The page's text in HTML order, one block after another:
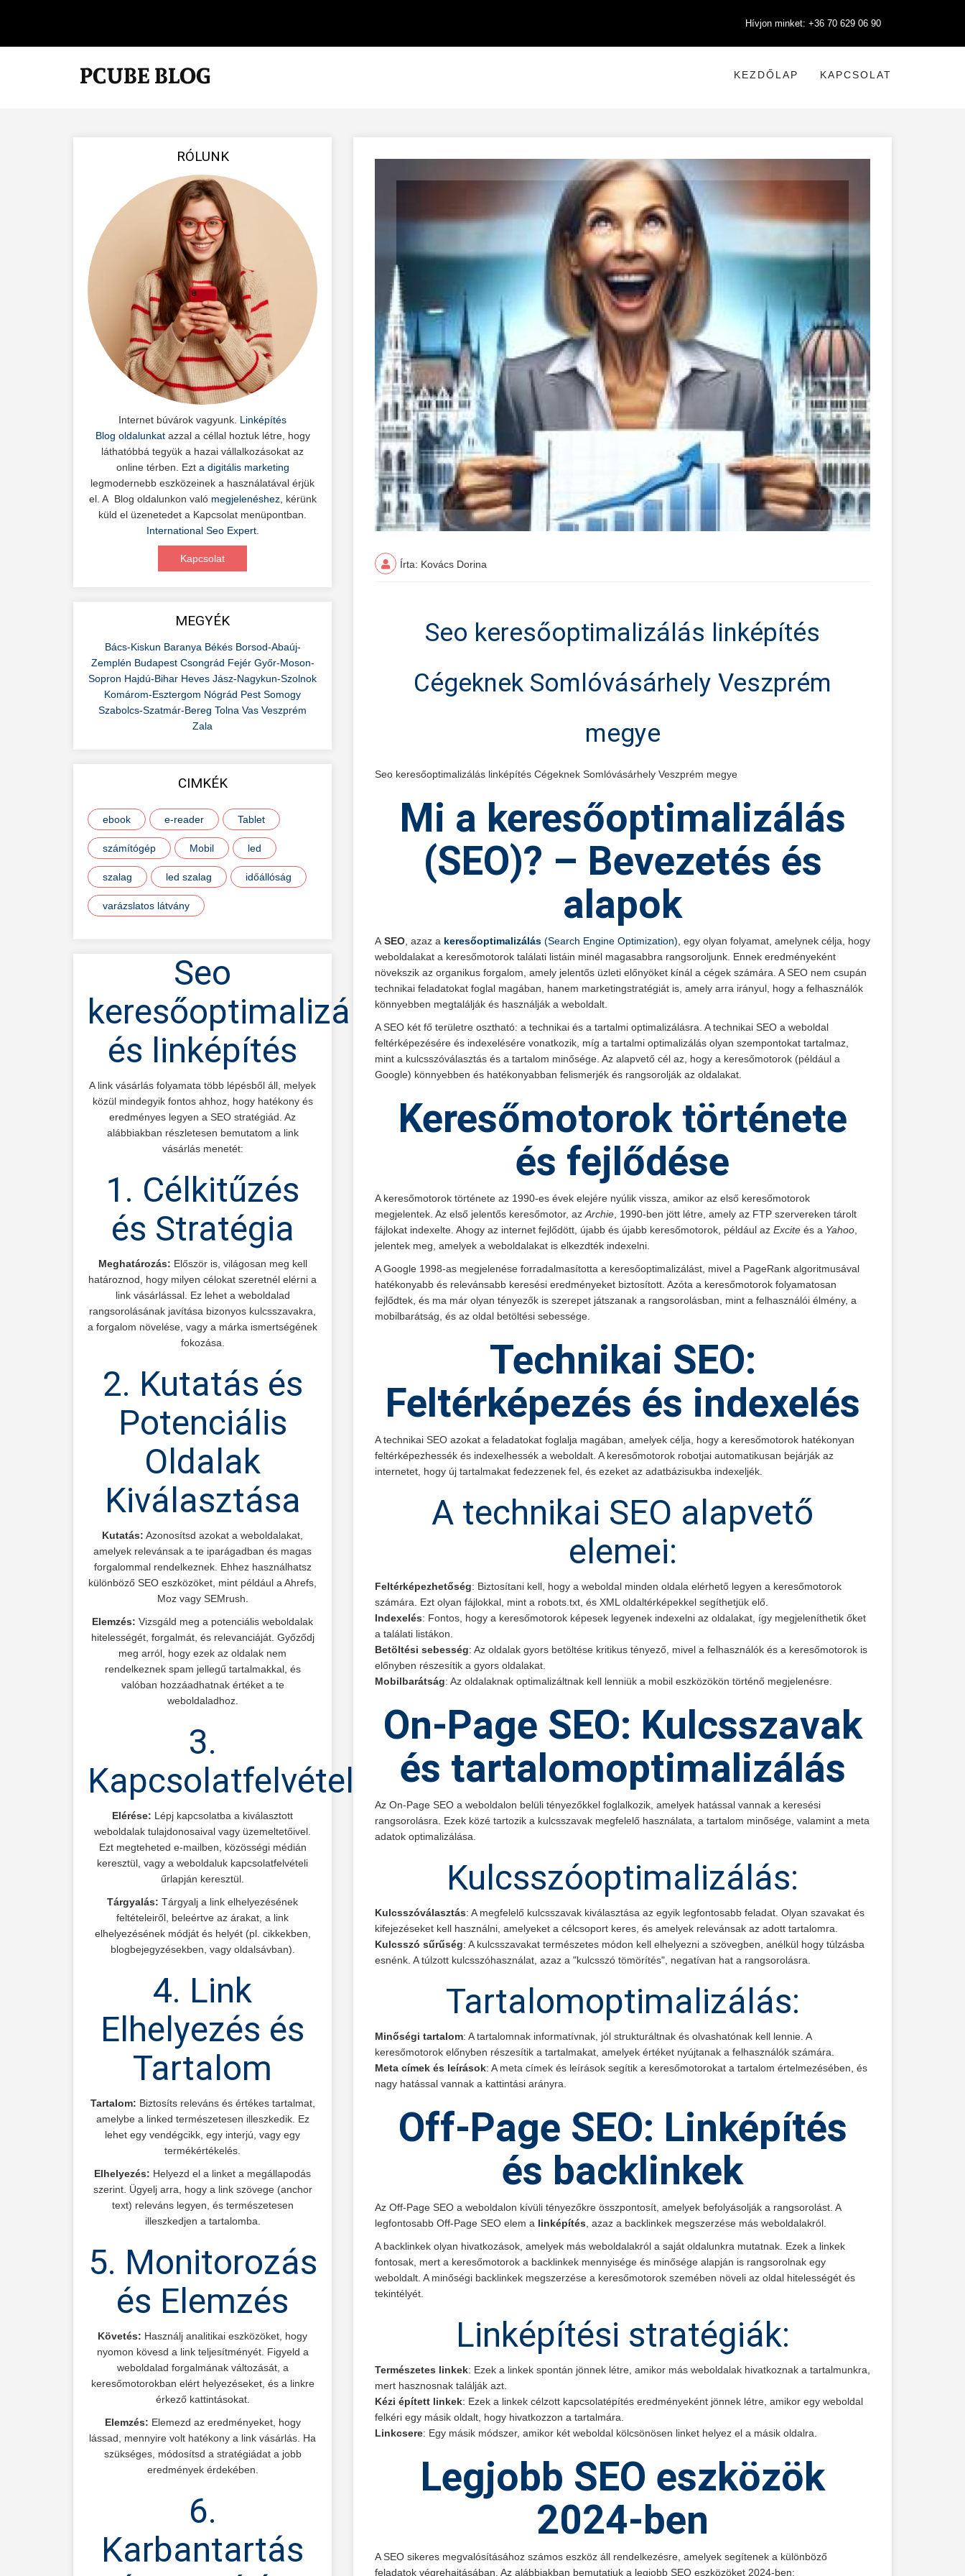
Hívjon minket: +36 70 629 06 90
KEZDŐLAP KAPCSOLAT
RÓLUNK
Internet búvárok vagyunk. Linképítés
Blog oldalunkatazzal a céllal hoztuk létre, hogy
láthatóbbá tegyük a hazai vállalkozásokat az
online térben. Ezt a digitális marketing
legmodernebb eszközeinek a használatával érjük
el. A Blog oldalunkon való megjelenéshez, kérünk
küld el üzenetedet a Kapcsolat menüpontban.
International Seo Expert.
Kapcsolat
MEGYÉK
Bács-Kiskun Baranya Békés Borsod-Abaúj-
Zemplén Budapest Csongrád Fejér Győr-Moson-
Sopron Hajdú-Bihar Heves Jász-Nagykun-Szolnok
Komárom-Esztergom Nógrád Pest Somogy
Szabolcs-Szatmár-Bereg Tolna Vas Veszprém
Zala
CIMKÉK
ebook e-reader Tablet
számítógép Mobil led
szalag led szalag időállóság
varázslatos látvány
Seo
keresőoptimalizálás
és linképítés
A link vásárlás folyamata több lépésből áll, melyek
közül mindegyik fontos ahhoz, hogy hatékony és
eredményes legyen a SEO stratégiád. Az
alábbiakban részletesen bemutatom a link
vásárlás menetét:
1. Célkitűzés
és Stratégia
Meghatározás: Először is, világosan meg kell
határoznod, hogy milyen célokat szeretnél elérni a
link vásárlással. Ez lehet a weboldalad
rangsorolásának javítása bizonyos kulcsszavakra,
a forgalom növelése, vagy a márka ismertségének
fokozása.
2. Kutatás és
Potenciális
Oldalak
Kiválasztása
Kutatás: Azonosítsd azokat a weboldalakat,
amelyek relevánsak a te iparágadban és magas
forgalommal rendelkeznek. Ehhez használhatsz
különböző SEO eszközöket, mint például a Ahrefs,
Moz vagy SEMrush.
Elemzés: Vizsgáld meg a potenciális weboldalak
hitelességét, forgalmát, és relevanciáját. Győződj
meg arról, hogy ezek az oldalak nem
rendelkeznek spam jellegű tartalmakkal, és
valóban hozzáadhatnak értéket a te
weboldaladhoz.
3.
Kapcsolatfelvétel
Elérése: Lépj kapcsolatba a kiválasztott
weboldalak tulajdonosaival vagy üzemeltetőivel.
Ezt megteheted e-mailben, közösségi médián
keresztül, vagy a weboldaluk kapcsolatfelvételi
űrlapján keresztül.
Tárgyalás: Tárgyalj a link elhelyezésének
feltételeiről, beleértve az árakat, a link
elhelyezésének módját és helyét (pl. cikkekben,
blogbejegyzésekben, vagy oldalsávban).
4. Link
Elhelyezés és
Tartalom
Tartalom: Biztosíts releváns és értékes tartalmat,
amelybe a linked természetesen illeszkedik. Ez
lehet egy vendégcikk, egy interjú, vagy egy
termékértékelés.
Elhelyezés: Helyezd el a linket a megállapodás
szerint. Ügyelj arra, hogy a link szövege (anchor
text) releváns legyen, és természetesen
illeszkedjen a tartalomba.
5. Monitorozás
és Elemzés
Követés: Használj analitikai eszközöket, hogy
nyomon kövesd a link teljesítményét. Figyeld a
weboldalad forgalmának változását, a
keresőmotorokban elért helyezéseket, és a linkre
érkező kattintásokat.
Elemzés: Elemezd az eredményeket, hogy
lássad, mennyire volt hatékony a link vásárlás. Ha
szükséges, módosítsd a stratégiádat a jobb
eredmények érdekében.
6.
Karbantartás
Írta: Kovács Dorina
Seo keresőoptimalizálás linképítés
Cégeknek Somlóvásárhely Veszprém
megye
Seo keresőoptimalizálás linképítés Cégeknek Somlóvásárhely Veszprém megye
Mi a keresőoptimalizálás
(SEO)? – Bevezetés és
alapok
A SEO , azaz a keresőoptimalizálás (Search Engine Optimization) , egy olyan folyamat, amelynek célja, hogy
weboldalakat a keresőmotorok találati listáin minél magasabbra rangsoroljunk. Ennek eredményeként
növekszik az organikus forgalom, amely jelentős üzleti előnyöket kínál a cégek számára. A SEO nem csupán
technikai feladatokat foglal magában, hanem marketingstratégiát is, amely arra irányul, hogy a felhasználók
könnyebben megtalálják és használják a weboldalt.
A SEO két fő területre osztható: a technikai és a tartalmi optimalizálásra. A technikai SEO a weboldal
feltérképezésére és indexelésére vonatkozik, míg a tartalmi optimalizálás olyan szempontokat tartalmaz,
mint a kulcsszóválasztás és a tartalom minősége. Az alapvető cél az, hogy a keresőmotorok (például a
Google) könnyebben és hatékonyabban felismerjék és rangsorolják az oldalakat.
Keresőmotorok története
és fejlődése
A keresőmotorok története az 1990-es évek elejére nyúlik vissza, amikor az első keresőmotorok
megjelentek. Az első jelentős keresőmotor, az Archie , 1990-ben jött létre, amely az FTP szervereken tárolt
fájlokat indexelte. Ahogy az internet fejlődött, újabb és újabb keresőmotorok, például az Excite és a Yahoo
jelentek meg, amelyek a weboldalakat is elkezdték indexelni.
A Google 1998-as megjelenése forradalmasította a keresőoptimalizálást, mivel a PageRank algoritmusával
hatékonyabb és relevánsabb keresési eredményeket biztosított. Azóta a keresőmotorok folyamatosan
fejlődtek, és ma már olyan tényezők is szerepet játszanak a rangsorolásban, mint a felhasználói élmény, a
mobilbarátság, és az oldal betöltési sebessége.
Technikai SEO:
Feltérképezés és indexelés
A technikai SEO azokat a feladatokat foglalja magában, amelyek célja, hogy a keresőmotorok hatékonyan
feltérképezhessék és indexelhessék a weboldalt. A keresőmotorok robotjai automatikusan bejárják az
internetet, hogy új tartalmakat fedezzenek fel, és ezeket az adatbázisukba indexeljék.
A technikai SEO alapvető
elemei:
Feltérképezhetőség: Biztosítani kell, hogy a weboldal minden oldala elérhető legyen a keresőmotorok
számára. Ezt olyan fájlokkal, mint a robots.txt, és XML oldaltérképekkel segíthetjük elő.
Indexelés: Fontos, hogy a keresőmotorok képesek legyenek indexelni az oldalakat, így megjeleníthetik őket
a találati listákon.
Betöltési sebesség: Az oldalak gyors betöltése kritikus tényező, mivel a felhasználók és a keresőmotorok is
előnyben részesítik a gyors oldalakat.
Mobilbarátság: Az oldalaknak optimalizáltnak kell lenniük a mobil eszközökön történő megjelenésre.
On-Page SEO: Kulcsszavak
és tartalomoptimalizálás
Az On-Page SEO a weboldalon belüli tényezőkkel foglalkozik, amelyek hatással vannak a keresési
rangsorolásra. Ezek közé tartozik a kulcsszavak megfelelő használata, a tartalom minősége, valamint a meta
adatok optimalizálása.
Kulcsszóoptimalizálás:
Kulcsszóválasztás: A megfelelő kulcsszavak kiválasztása az egyik legfontosabb feladat. Olyan szavakat és
kifejezéseket kell használni, amelyeket a célcsoport keres, és amelyek relevánsak az adott tartalomra.
Kulcsszó sűrűség: A kulcsszavakat természetes módon kell elhelyezni a szövegben, anélkül hogy túlzásba
esnénk. A túlzott kulcsszóhasználat, azaz a "kulcsszó tömörítés", negatívan hat a rangsorolásra.
Tartalomoptimalizálás:
Minőségi tartalom: A tartalomnak informatívnak, jól strukturáltnak és olvashatónak kell lennie. A
keresőmotorok előnyben részesítik a tartalmakat, amelyek értéket nyújtanak a felhasználók számára.
Meta címek és leírások: A meta címek és leírások segítik a keresőmotorokat a tartalom értelmezésében, és
nagy hatással vannak a kattintási arányra.
Off-Page SEO: Linképítés
és backlinkek
Az Off-Page SEO a weboldalon kívüli tényezőkre összpontosít, amelyek befolyásolják a rangsorolást. A
legfontosabb Off-Page SEO elem a linképítés , azaz a backlinkek megszerzése más weboldalakról.
A backlinkek olyan hivatkozások, amelyek más weboldalakról a saját oldalunkra mutatnak. Ezek a linkek
fontosak, mert a keresőmotorok a backlinkek mennyisége és minősége alapján is rangsorolnak egy
weboldalt. A minőségi backlinkek megszerzése a keresőmotorok szemében növeli az oldal hitelességét és
tekintélyét.
Linképítési stratégiák:
Természetes linkek: Ezek a linkek spontán jönnek létre, amikor más weboldalak hivatkoznak a tartalmunkra,
mert hasznosnak találják azt.
Kézi épített linkek: Ezek a linkek célzott kapcsolatépítés eredményeként jönnek létre, amikor egy weboldal
felkéri egy másik oldalt, hogy hivatkozzon a tartalmára.
Linkcsere: Egy másik módszer, amikor két weboldal kölcsönösen linket helyez el a másik oldalra.
Legjobb SEO eszközök
2024-ben
A SEO sikeres megvalósításához számos eszköz áll rendelkezésre, amelyek segítenek a különböző
feladatok végrehajtásában. Az alábbiakban bemutatjuk a legjobb SEO eszközöket 2024-ben: